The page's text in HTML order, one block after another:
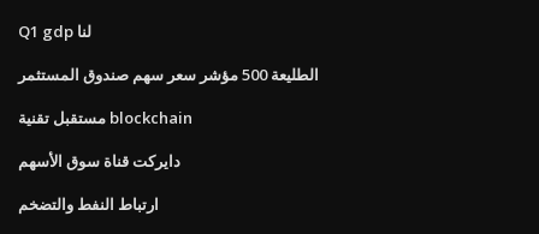
Q1 gdp لنا
الطليعة 500 مؤشر سعر سهم صندوق المستثمر
مستقبل تقنية blockchain
دايركت قناة سوق الأسهم
ارتباط النفط والتضخم